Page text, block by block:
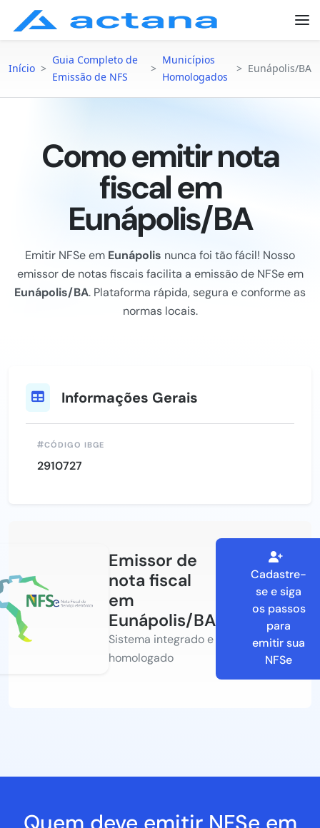
Início >
Guia Completo de
Emissão de NFS
>
Municípios
Homologados
> Eunápolis/BA
Como emitir nota
fiscal em
Eunápolis/BA
Emitir NFSe em Eunápolis nunca foi tão fácil! Nosso
emissor de notas fiscais facilita a emissão de NFSe em
Eunápolis/BA. Plataforma rápida, segura e conforme as
normas locais.
Informações Gerais
CÓDIGO IBGE
2910727
Emissor de
nota fiscal
em
Eunápolis/BA
Sistema integrado e
homologado
Cadastre-
se e siga
os passos
para
emitir sua
NFSe